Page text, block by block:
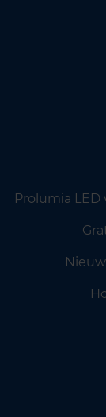
Prolumia LED